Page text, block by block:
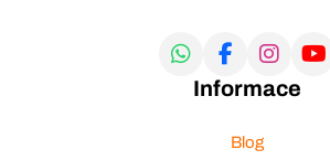
Informace
Blog